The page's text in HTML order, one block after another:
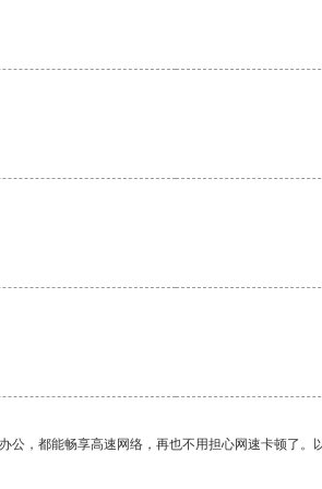
，都能畅享高速网络，再也不用担心网速卡顿了